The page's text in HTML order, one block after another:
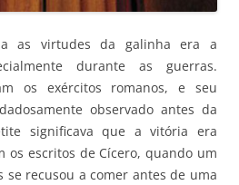
as virtudes da galinha era a
durante as guerras.
os exércitos romanos, e seu
observado antes da
significava que a vitória era
os escritos de Cícero, quando um
se recusou a comer antes de uma